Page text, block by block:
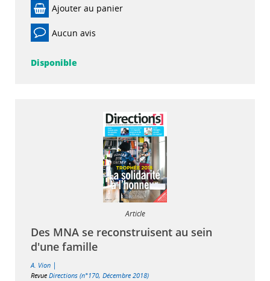
Ajouter au panier
Aucun avis
Disponible
Article
Des MNA se reconstruisent au sein
d'une famille
A. Vion |
Revue Directions (n°170, Décembre 2018)